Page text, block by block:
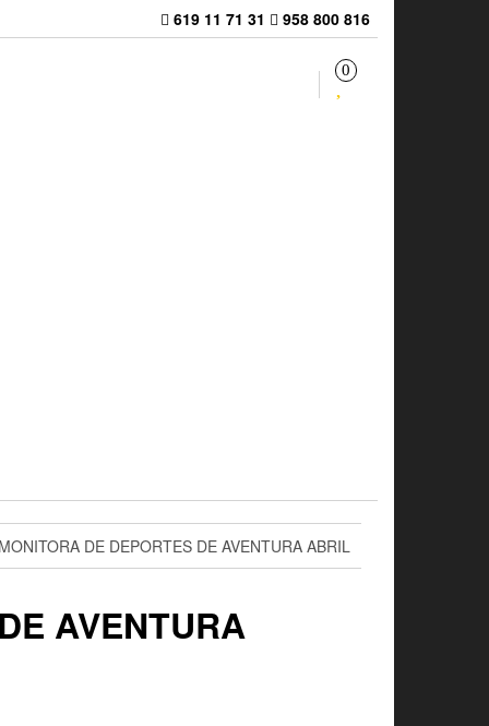
619 11 71 31 958 800 816
0
DE DEPORTES DE AVENTURA ABRIL
AVENTURA